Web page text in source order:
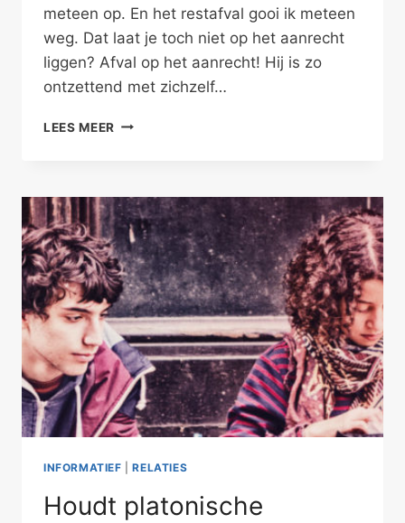
meteen op. En het restafval gooi ik meteen
weg. Dat laat je toch niet op het aanrecht
liggen? Afval op het aanrecht! Hij is zo
ontzettend met zichzelf…
LEES MEER INTIMITEIT
INFORMATIEF |RELATIES
Houdt platonische